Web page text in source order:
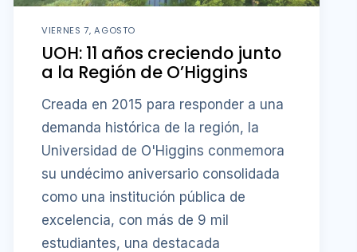
VIERNES 7, AGOSTO
UOH: 11 años creciendo junto
a la Región de O’Higgins
Creada en 2015 para responder a una
demanda histórica de la región, la
Universidad de O'Higgins conmemora
su undécimo aniversario consolidada
como una institución pública de
excelencia, con más de 9 mil
estudiantes, una destacada